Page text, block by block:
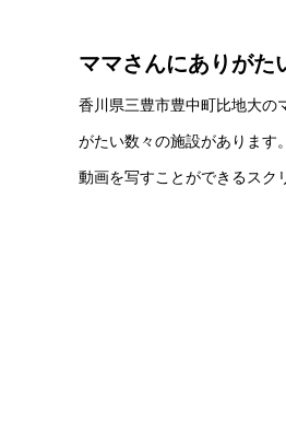
ママさんにありがた
香川県三豊市豊中町比地大の
がたい数々の施設があります
動画を写すことができるスク